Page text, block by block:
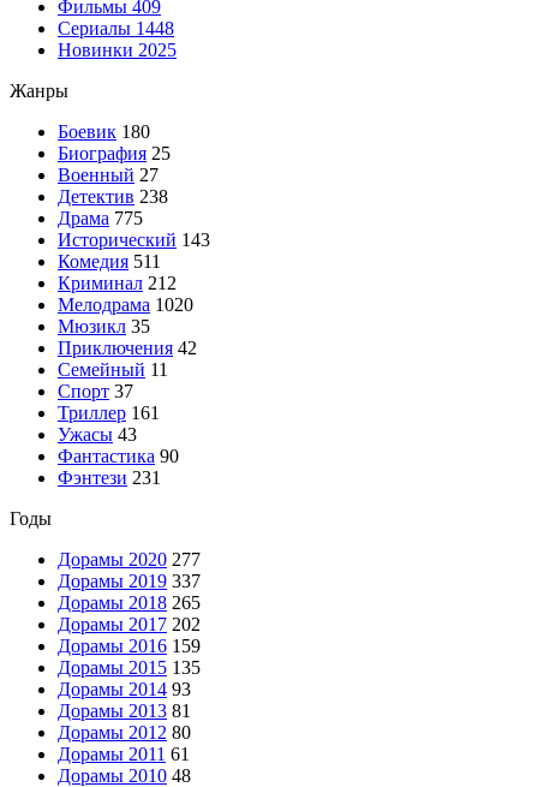
Фильмы 409
Сериалы 1448
Новинки 2025
Жанры
Боевик 180
Биография 25
Военный 27
Детектив 238
Драма 775
Исторический 143
Комедия 511
Криминал 212
Мелодрама 1020
Мюзикл 35
Приключения 42
Семейный 11
Спорт 37
Триллер 161
Ужасы 43
Фантастика 90
Фэнтези 231
Годы
Дорамы 2020 277
Дорамы 2019 337
Дорамы 2018 265
Дорамы 2017 202
Дорамы 2016 159
Дорамы 2015 135
Дорамы 2014 93
Дорамы 2013 81
Дорамы 2012 80
Дорамы 2011 61
Дорамы 2010 48